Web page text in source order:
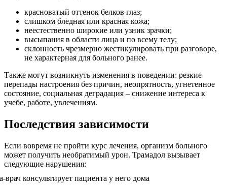
красноватый оттенок белков глаз;
слишком бледная или красная кожа;
неестественно широкие или узник зрачки;
высыпания в области лица и по всему телу;
склонность чрезмерно жестикулировать при разговоре,
не характерная для больного ранее.
Также могут возникнуть изменения в поведении: резкие
перепады настроения без причин, неопрятность, угнетенное
состояние, социальная деградация – снижение интереса к
учебе, работе, увлечениям.
Последствия зависимости
Если вовремя не пройти курс лечения, организм больного
может получить необратимый урон. Трамадол вызывает
следующие нарушения: